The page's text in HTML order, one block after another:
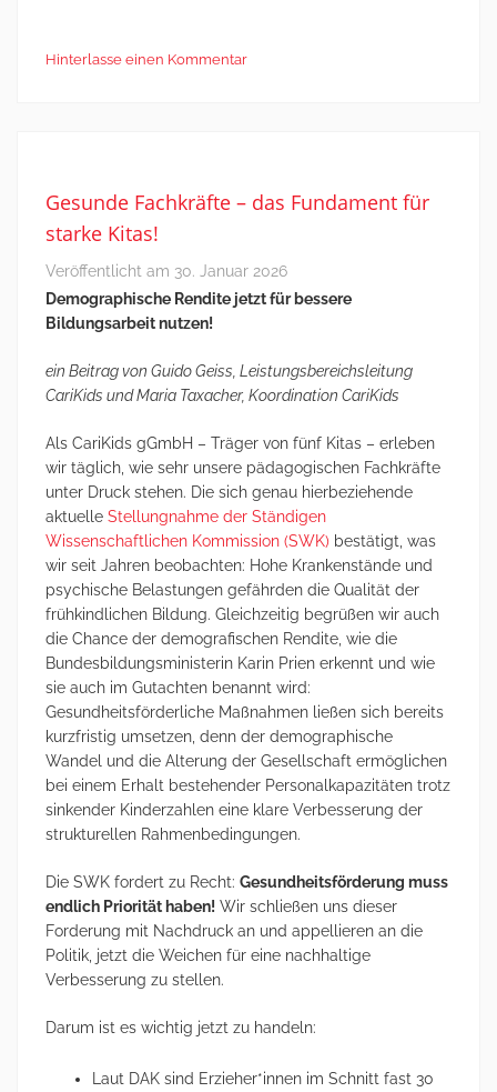
Hinterlasse einen Kommentar
Gesunde Fachkräfte – das Fundament für
starke Kitas!
Veröffentlicht am 30. Januar 2026
Demographische Rendite jetzt für bessere
Bildungsarbeit nutzen!
ein Beitrag von Guido Geiss, Leistungsbereichsleitung
CariKids und Maria Taxacher, Koordination CariKids
Als CariKids gGmbH – Träger von fünf Kitas – erleben
wir täglich, wie sehr unsere pädagogischen Fachkräfte
unter Druck stehen. Die sich genau hierbeziehende
aktuelle Stellungnahme der Ständigen
Wissenschaftlichen Kommission (SWK) bestätigt, was
wir seit Jahren beobachten: Hohe Krankenstände und
psychische Belastungen gefährden die Qualität der
frühkindlichen Bildung. Gleichzeitig begrüßen wir auch
die Chance der demografischen Rendite, wie die
Bundesbildungsministerin Karin Prien erkennt und wie
sie auch im Gutachten benannt wird:
Gesundheitsförderliche Maßnahmen ließen sich bereits
kurzfristig umsetzen, denn der demographische
Wandel und die Alterung der Gesellschaft ermöglichen
bei einem Erhalt bestehender Personalkapazitäten trotz
sinkender Kinderzahlen eine klare Verbesserung der
strukturellen Rahmenbedingungen.
Die SWK fordert zu Recht: Gesundheitsförderung muss
endlich Priorität haben! Wir schließen uns dieser
Forderung mit Nachdruck an und appellieren an die
Politik, jetzt die Weichen für eine nachhaltige
Verbesserung zu stellen.
Darum ist es wichtig jetzt zu handeln:
Laut DAK sind Erzieher*innen im Schnitt fast 30